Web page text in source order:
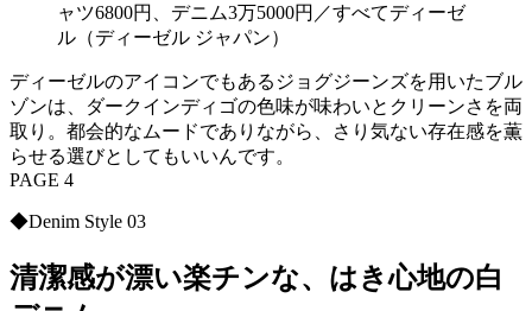
ャツ6800円、デニム3万5000円／すべてディーゼ
ル（ディーゼル ジャパン）
ディーゼルのアイコンでもあるジョグジーンズを用いたブル
ゾンは、ダークインディゴの色味が味わいとクリーンさを両
取り。都会的なムードでありながら、さり気ない存在感を薫
らせる選びとしてもいいんです。
PAGE 4
◆Denim Style 03
清潔感が漂い楽チンな、はき心地の白